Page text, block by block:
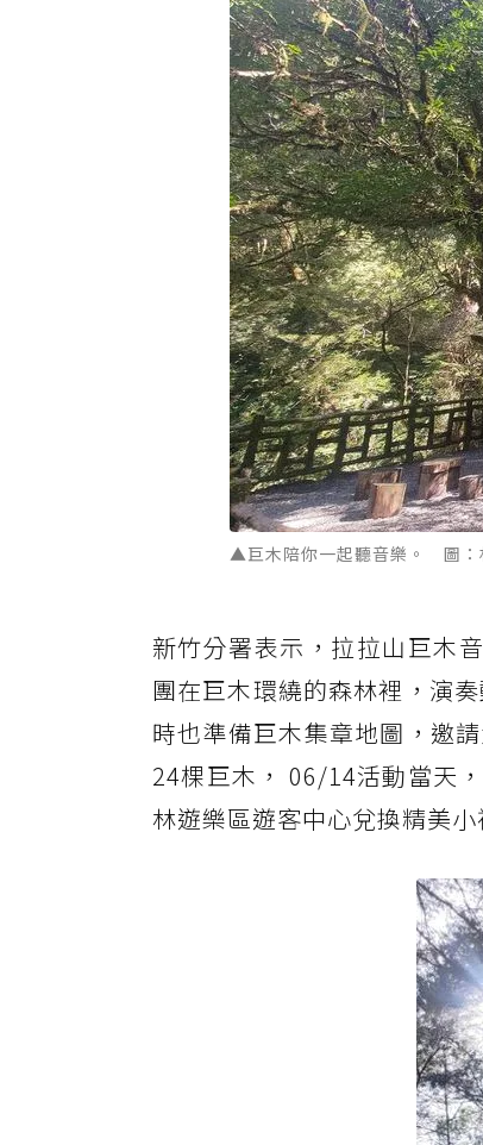
▲巨木陪你一起聽音樂。 圖：
新竹分署表示，拉拉山巨木
團在巨木環繞的森林裡，演
時也準備巨木集章地圖，邀
24棵巨木， 06/14活動當天
林遊樂區遊客中心兌換精美小